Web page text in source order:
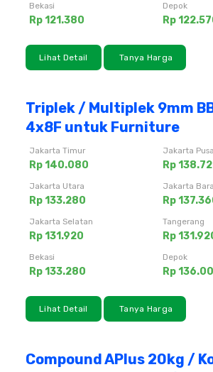
Bekasi
Rp 121.380
Depok
Rp
Lihat Detail Tanya Harga
Triplek / Multiplek 9mm
4x8F untuk Furniture
Jakarta Timur
Rp 140.080
Jakarta
Rp
Jakarta Utara
Rp 133.280
Jakarta
Rp
Jakarta Selatan
Rp 131.920
Tangerang
Rp
Bekasi
Rp 133.280
Depok
Rp
Lihat Detail Tanya Harga
Compound APlus 20kg /